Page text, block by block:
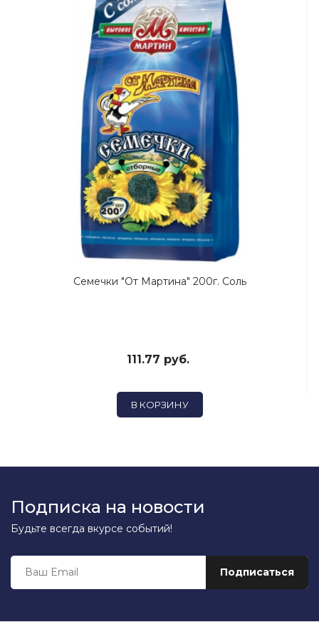
Семечки "От Мартина" 200г. Соль
111.77 руб.
В КОРЗИНУ
Подписка на новости
Будьте всегда вкурсе событий!